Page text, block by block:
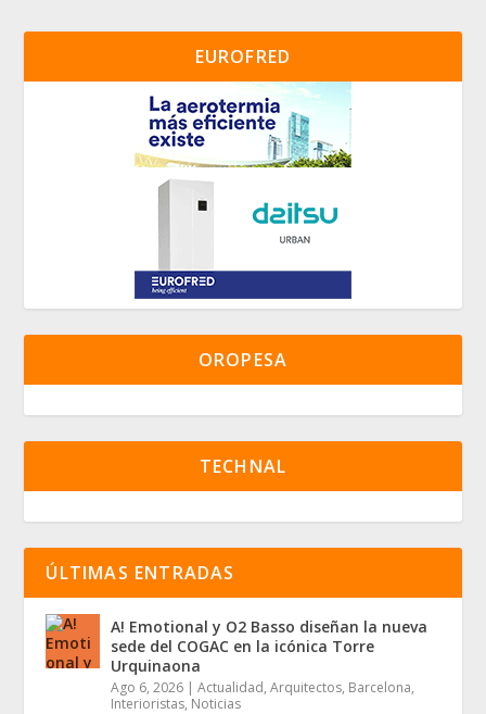
EUROFRED
OROPESA
TECHNAL
ÚLTIMAS ENTRADAS
A! Emotional y O2 Basso diseñan la nueva
sede del COGAC en la icónica Torre
Urquinaona
Ago 6, 2026 |Actualidad,Arquitectos, Barcelona,
Interioristas, Noticias